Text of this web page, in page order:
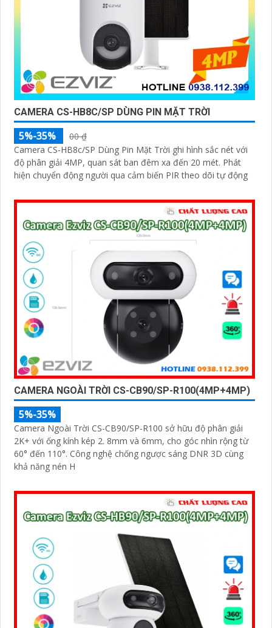
CAMERA CS-HB8C/SP DÙNG PIN MẶT TRỜI
5%-35%
00 ₫
Camera CS-HB8c/SP Dùng Pin Mặt Trời ghi hình sắc nét với
độ phân giải 4MP, quan sát ban đêm xa đến 20 mét. Phát
hiện chuyển động người qua cảm biến PIR theo dõi tự động
CAMERA NGOÀI TRỜI CS-CB90/SP-R100(4MP+4MP)
5%-35%
Camera Ngoài Trời CS-CB90/SP-R100 sở hữu độ phân giải
2K+ với ống kính kép 2. 8mm và 6mm, cho góc nhìn rộng từ
60° đến 110°. Công nghệ chống ngược sáng DNR 3D cùng
khả năng nén H